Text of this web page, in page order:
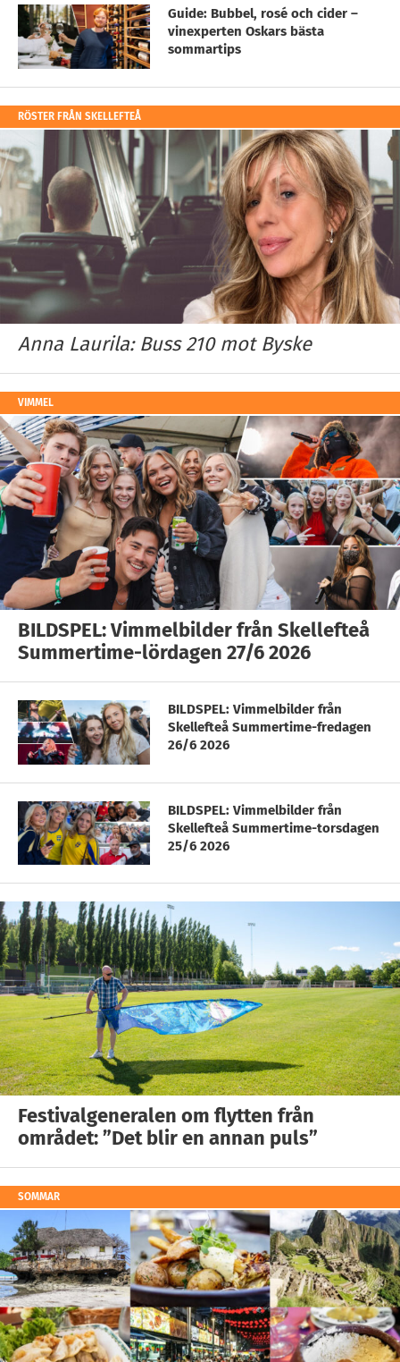
Guide: Bubbel, rosé och cider –
vinexperten Oskars bästa
sommartips
RÖSTER FRÅN SKELLEFTEÅ
Anna Laurila: Buss 210 mot Byske
VIMMEL
BILDSPEL: Vimmelbilder från Skellefteå
Summertime-lördagen 27/6 2026
BILDSPEL: Vimmelbilder från
Skellefteå Summertime-fredagen
26/6 2026
BILDSPEL: Vimmelbilder från
Skellefteå Summertime-torsdagen
25/6 2026
Festivalgeneralen om flytten från
området: ”Det blir en annan puls”
SOMMAR